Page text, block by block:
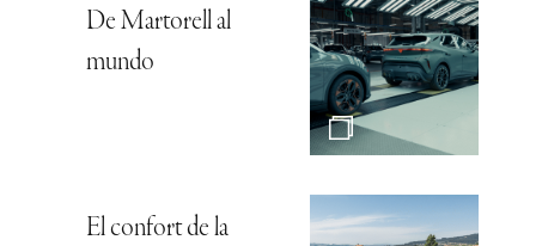
De Martorell al
mundo
El confort de la